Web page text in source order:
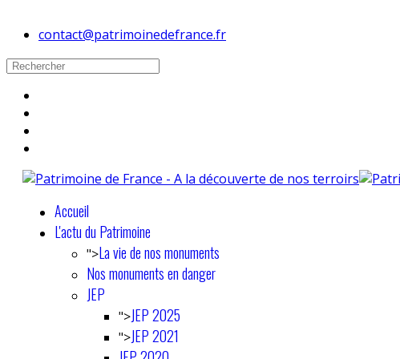
contact@patrimoinedefrance.fr
Accueil
L'actu du Patrimoine
">La vie de nos monuments
Nos monuments en danger
JEP
">JEP 2025
">JEP 2021